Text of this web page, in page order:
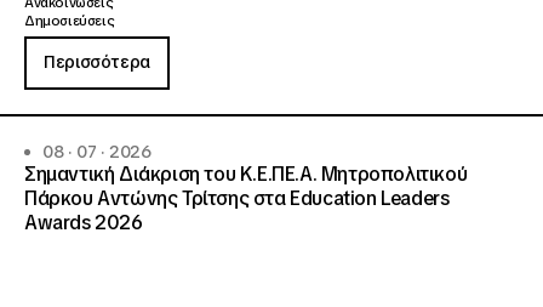
Δημοσιεύσεις
Περισσότερα
08 · 07 · 2026
Σημαντική Διάκριση του Κ.Ε.ΠΕ.Α. Μητροπολιτικού
Πάρκου Αντώνης Τρίτσης στα Education Leaders
Awards 2026